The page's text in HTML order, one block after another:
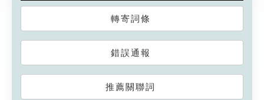
轉寄詞條
錯誤通報
推薦關聯詞